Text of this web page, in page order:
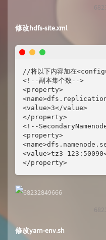
修改hdfs-site.xml
//将以下内容加在
<!--副本集个数-->
<property>
<value>3</value>
</property>
<!--
<property>
<value>tz3-
</property>
修改yarn-env.sh